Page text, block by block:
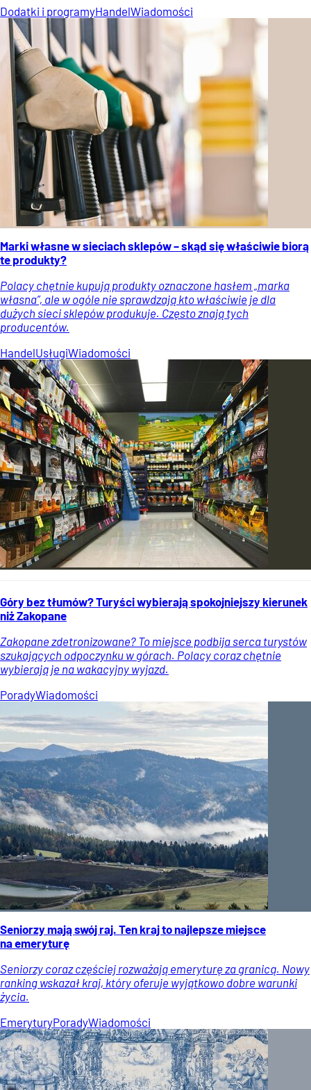
Dodatki i programyHandelWiadomości
Marki własne w sieciach sklepów – skąd się właściwie biorą
te produkty?
Polacy chętnie kupują produkty oznaczone hasłem „marka
własna”, ale w ogóle nie sprawdzają kto właściwie je dla
dużych sieci sklepów produkuje. Często znają tych
producentów.
HandelUsługiWiadomości
Góry bez tłumów? Turyści wybierają spokojniejszy kierunek
niż Zakopane
Zakopane zdetronizowane? To miejsce podbija serca turystów
szukających odpoczynku w górach. Polacy coraz chętnie
wybierają je na wakacyjny wyjazd.
PoradyWiadomości
Seniorzy mają swój raj. Ten kraj to najlepsze miejsce
na emeryturę
Seniorzy coraz częściej rozważają emeryturę za granicą. Nowy
ranking wskazał kraj, który oferuje wyjątkowo dobre warunki
życia.
EmeryturyPoradyWiadomości